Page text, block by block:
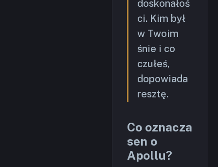
doskonałoś
ci. Kim był
w Twoim
śnie i co
czułeś,
dopowiada
resztę.
Co oznacza
sen o
Apollu?